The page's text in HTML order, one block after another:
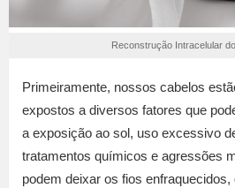
Reconstrução Intracelular
Primeiramente, nossos cabelos
expostos a diversos fatores que
a exposição ao sol, uso excessivo
tratamentos químicos e agressões
podem deixar os fios